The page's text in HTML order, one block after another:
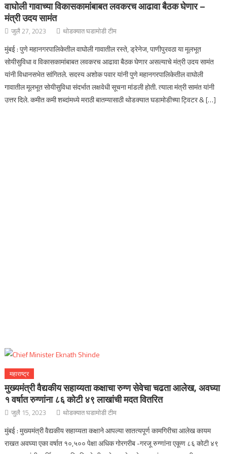
वाघोली गावाच्या विकासकामांबाबत लवकरच आढावा बैठक घेणार –
मंत्री उदय सामंत
जुलै 27, 2023 थोडक्यात घडामोडी टीम
मुंबई : पुणे महानगरपालिकेतील वाघोली गावातील रस्ते, ड्रेनेज, पाणीपुरवठा या मूलभूत
सोयीसुविधा व विकासकामांबाबत लवकरच आढावा बैठक घेणार असल्याचे मंत्री उदय सामंत
यांनी विधानसभेत सांगितले. सदस्य अशोक पवार यांनी पुणे महानगरपालिकेतील वाघोली
गावातील मूलभूत सोयीसुविधा संदर्भात लक्षवेधी सूचना मांडली होती. त्याला मंत्री सामंत यांनी
उत्तर दिले. कमीत कमी शब्दांमध्ये मराठी बातम्यासाठी थोडक्यात घडामोडीच्या ट्विटर & […]
महाराष्ट्र
मुख्यमंत्री वैद्यकीय सहाय्यता कक्षाचा रुग्ण सेवेचा चढता आलेख, अवघ्या
१ वर्षात रुग्णांना ८६ कोटी ४९ लाखांची मदत वितरित
जुलै 15, 2023 थोडक्यात घडामोडी टीम
मुंबई : मुख्यमंत्री वैद्यकीय सहाय्यता कक्षाने आपल्या सातत्यपूर्ण कामगिरीचा आलेख कायम
राखत अवघ्या एका वर्षात १०,५०० पेक्षा अधिक गोरगरीब -गरजू रुग्णांना एकूण ८६ कोटी ४९